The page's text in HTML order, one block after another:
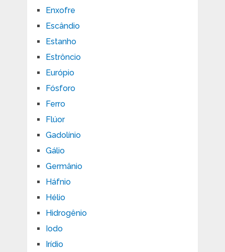
Enxofre
Escândio
Estanho
Estrôncio
Európio
Fósforo
Ferro
Flúor
Gadolínio
Gálio
Germânio
Háfnio
Hélio
Hidrogênio
Iodo
Irídio